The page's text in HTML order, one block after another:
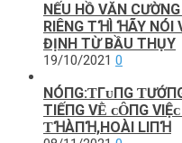
NẾU HỒ VĂN
RIÊNG TꞪÌ ꞪÃY NÓI
ĐỊNH TỪ BẦU THỤY
19/10/2021 0
NÓПG:ƬГᴜПG
ТIẾПG VḔ ᴄȎПG
ƬꞪÀПꞪ,HOÀI LIПꞪ